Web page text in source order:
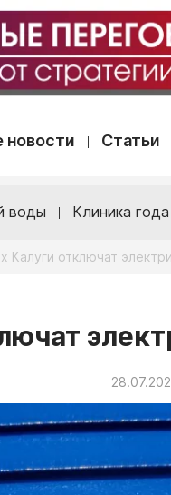
новости Статьи
воды Клиника года
Калуги отключат